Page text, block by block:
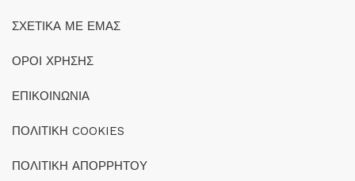
ΣΧΕΤΙΚΑ ΜΕ ΕΜΑΣ
ΟΡΟΙ ΧΡΗΣΗΣ
ΕΠΙΚΟΙΝΩΝΙΑ
ΠΟΛΙΤΙΚΗ COOKIES
ΠΟΛΙΤΙΚΗ ΑΠΟΡΡΗΤΟΥ